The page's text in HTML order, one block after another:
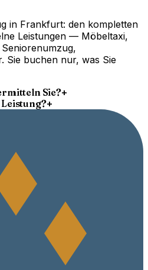
in Frankfurt: den kompletten
Leistungen — Möbeltaxi,
Sie buchen nur, was Sie
Sie?+
+